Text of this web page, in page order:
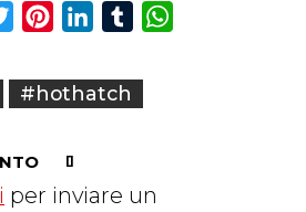
TwitterPinterestLinkedIn
Tumblr
#hothatch
per inviare un